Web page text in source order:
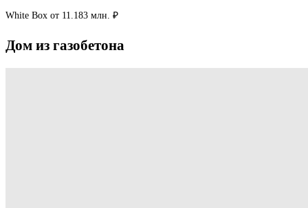
White Box от 11.183 млн. ₽
Дом из газобетона